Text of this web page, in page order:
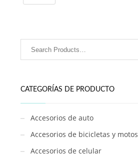
colores
cantidad
CATEGORÍAS DE PRODUCTO
Accesorios de auto
Accesorios de bicicletas y motos
Accesorios de celular